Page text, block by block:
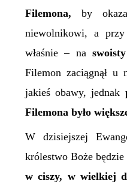
Filemona, by
niewolnikowi, a
właśnie – na
Filemon zaciągnął u
jakieś obawy, jednak
Filemona było
W dzisiejszej
królestwo Boże
w ciszy, w wielkiej